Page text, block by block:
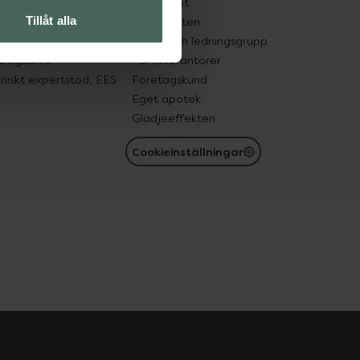
Tillåt alla
in gammal medicin
läkemedel
expertstöd, EES
Samarbeten
Ägare och ledningsgrupp
För leverantörer
Företagskund
Eget apotek
Glädjeeffekten
Cookieinställningar